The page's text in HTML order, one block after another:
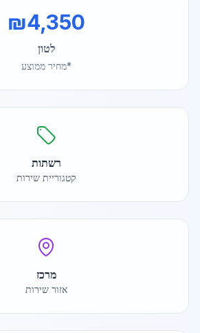
₪4,350
לטון
*מחיר ממוצע
רשתות
קטגוריית שירות
מרכז
אזור שירות